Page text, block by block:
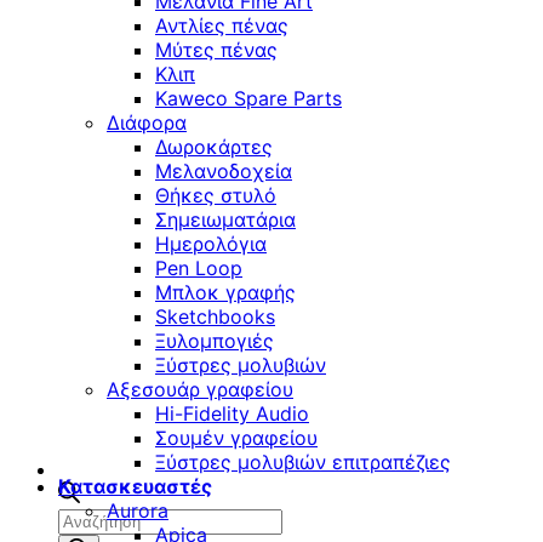
Αναζήτηση
Αντλίες πένας
Μύτες πένας
Κλιπ
Kaweco Spare Parts
Διάφορα
Δωροκάρτες
Μελανοδοχεία
Θήκες στυλό
Σημειωματάρια
Ημερολόγια
Pen Loop
Μπλοκ γραφής
Sketchbooks
Ξυλομπογιές
Ξύστρες μολυβιών
Αξεσουάρ γραφείου
Hi-Fidelity Audio
Σουμέν γραφείου
Ξύστρες μολυβιών επιτραπέζιες
Κατασκευαστές
Aurora
Apica